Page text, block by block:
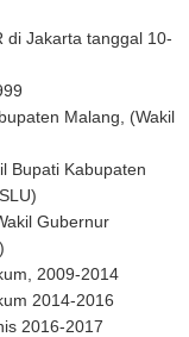
di Jakarta tanggal 10-
Malang, (Wakil
Bupati Kabupaten
Gubernur
2009-2014
2014-2016
2016-2017